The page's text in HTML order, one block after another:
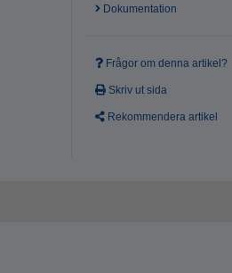
Dokumentation
Frågor om denna artikel?
Skriv ut sida
Rekommendera artikel